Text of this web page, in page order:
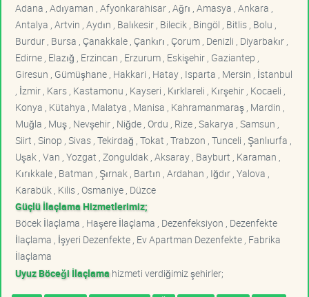
Adana , Adıyaman , Afyonkarahisar , Ağrı , Amasya , Ankara ,
Antalya , Artvin , Aydın , Balıkesir , Bilecik , Bingöl , Bitlis , Bolu ,
Burdur , Bursa , Çanakkale , Çankırı , Çorum , Denizli , Diyarbakır ,
Edirne , Elazığ , Erzincan , Erzurum , Eskişehir , Gaziantep ,
Giresun , Gümüşhane , Hakkari , Hatay , Isparta , Mersin , İstanbul
, İzmir , Kars , Kastamonu , Kayseri , Kırklareli , Kırşehir , Kocaeli ,
Konya , Kütahya , Malatya , Manisa , Kahramanmaraş , Mardin ,
Muğla , Muş , Nevşehir , Niğde , Ordu , Rize , Sakarya , Samsun ,
Siirt , Sinop , Sivas , Tekirdağ , Tokat , Trabzon , Tunceli , Şanlıurfa ,
Uşak , Van , Yozgat , Zonguldak , Aksaray , Bayburt , Karaman ,
Kırıkkale , Batman , Şırnak , Bartın , Ardahan , Iğdır , Yalova ,
Karabük , Kilis , Osmaniye , Düzce
Güçlü İlaçlama Hizmetlerimiz;
Böcek İlaçlama , Haşere İlaçlama , Dezenfeksiyon , Dezenfekte
İlaçlama , İşyeri Dezenfekte , Ev Apartman Dezenfekte , Fabrika
İlaçlama
Uyuz Böceği İlaçlama hizmeti verdiğimiz şehirler;